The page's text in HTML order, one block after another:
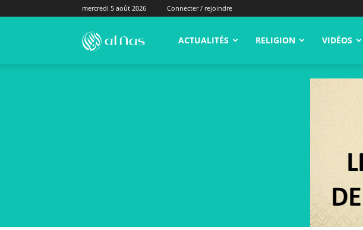
mercredi 5 août 2026 Connecter / rejoindre
alNas.fr ACTUALITÉS RELIGION VIDÉOS